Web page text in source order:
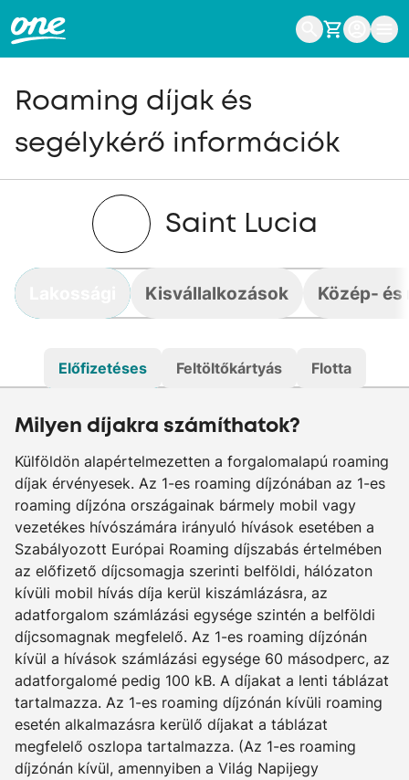
Roaming díjak és
segélykérő információk
Saint Lucia
Kisvállalkozások Közép-
Előfizetéses Feltöltőkártyás Flotta
Milyen díjakra számíthatok?
Külföldön alapértelmezetten a forgalomalapú roaming
díjak érvényesek. Az 1-es roaming díjzónában az 1-es
roaming díjzóna országainak bármely mobil vagy
vezetékes hívószámára irányuló hívások esetében a
Szabályozott Európai Roaming díjszabás értelmében
az előfizető díjcsomagja szerinti belföldi, hálózaton
kívüli mobil hívás díja kerül kiszámlázásra, az
adatforgalom számlázási egysége szintén a belföldi
díjcsomagnak megfelelő. Az 1-es roaming díjzónán
kívül a hívások számlázási egysége 60 másodperc, az
adatforgalomé pedig 100 kB. A díjakat a lenti táblázat
tartalmazza. Az 1-es roaming díjzónán kívüli roaming
esetén alkalmazásra kerülő díjakat a táblázat
megfelelő oszlopa tartalmazza. (Az 1-es roaming
díjzónán kívül, amennyiben a Világ Napijegy